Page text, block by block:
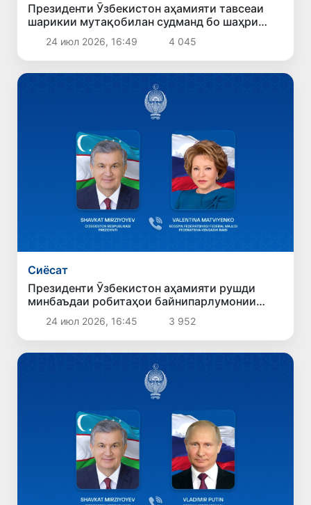
Президенти Ӯзбекистон аҳамияти тавсеаи
шарикии мутақобилан судманд бо шаҳри
Санкт-Петербургро қайд кард
24 июл 2026, 16:49 4 045
Сиёсат
Президенти Ӯзбекистон аҳамияти рушди
минбаъдаи робитаҳои байнипарлумонии
Ӯзбекистону Русияро таъкид кард
24 июл 2026, 16:45 3 952